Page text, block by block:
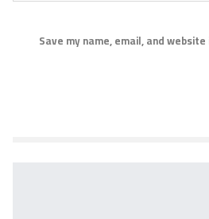
Save my name, email, and